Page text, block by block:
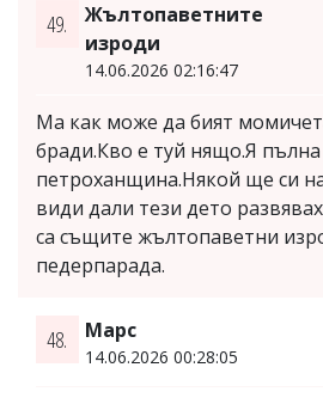
49.
Жълтопаветните
изроди
14.06.2026 02:16:47
Ма как може да бият
бради.Кво е туй нящо.Я пълна
петроханщина.Някой ще си
види дали тези дето
са същите жълтопаветни
педерпарада.
48. Марс
14.06.2026 00:28:05